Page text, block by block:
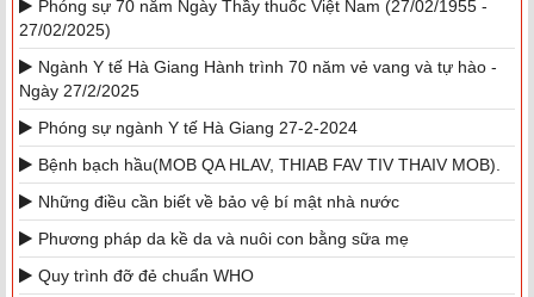
Phóng sự 70 năm Ngày Thầy thuốc Việt Nam (27/02/1955 -
27/02/2025)
Ngành Y tế Hà Giang Hành trình 70 năm vẻ vang và tự hào -
Ngày 27/2/2025
Phóng sự ngành Y tế Hà Giang 27-2-2024
Bệnh bạch hầu(MOB QA HLAV, THIAB FAV TIV THAIV MOB).
Những điều cần biết về bảo vệ bí mật nhà nước
Phương pháp da kề da và nuôi con bằng sữa mẹ
Quy trình đỡ đẻ chuẩn WHO